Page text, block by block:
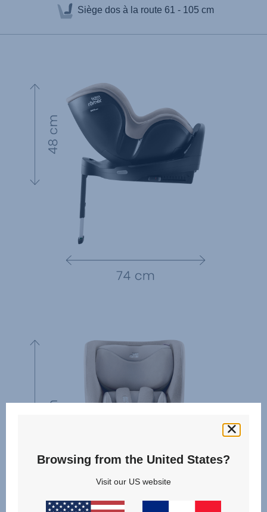
Siège dos à la route 61 - 105 cm
Browsing from the United States?
Visit our US website